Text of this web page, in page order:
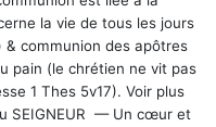
la vie de tous les jours
communion des apôtres
pain (le chrétien ne vit pas
1 Thes 5v17). Voir plus
SEIGNEUR — Un cœur et